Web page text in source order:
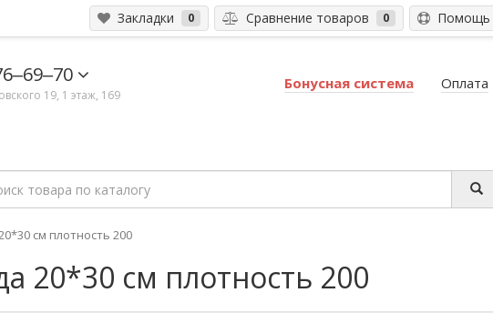
Помощь
Закладки 0 Сравнение товаров 0
19, 1 этаж, 169
Бонусная система Оплата
см плотность 200
20*30 см плотность 200